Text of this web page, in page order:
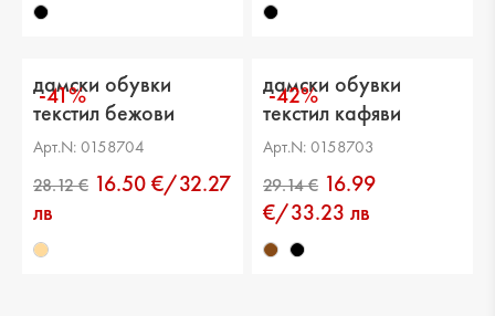
21.99 € 30.67 €
-41%
дамски обувки
текстил бежови
Арт.N: 0158704
16.50 €/32.27
лв
-42%
дамски обувки
текстил кафяви
Арт.N: 0158703
16.99
€/33.23 лв